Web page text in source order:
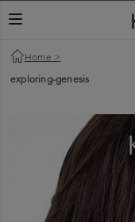
TOGGLE NAVIGATION
Home >
exploring-genesis